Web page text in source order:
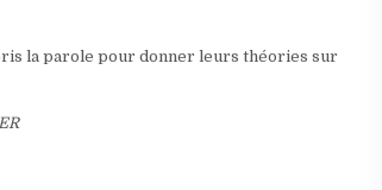
la parole pour donner leurs théories sur